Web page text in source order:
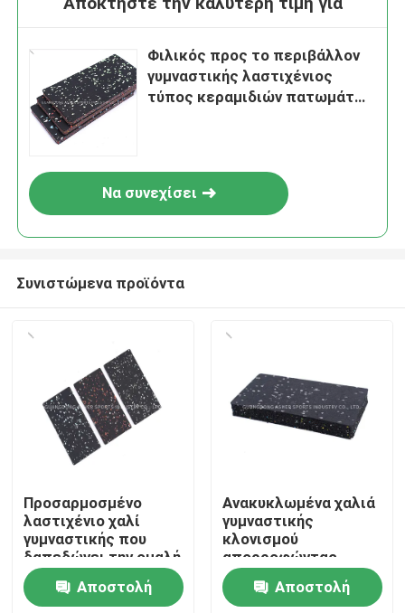
Αρχική
Προϊόντα
Βίντεο
Φιλικός προς το περιβάλλον
γυμναστικής λαστιχένιος
τύπος κεραμιδιών πατωμάτων
Να συνεχίσει
Συνιστώμενα προϊόντα
Προσαρμοσμένο
λαστιχένιο χαλί
γυμναστικής που
δαπεδώνει την ομαλή
επιφάνεια 40mm
πάχος Αποστολή
Ανακυκλωμένα χαλιά
γυμναστικής
κλονισμού
απορροφώντας,
αντιολισθητικό
15mm λαστιχένιο
Αποστολή